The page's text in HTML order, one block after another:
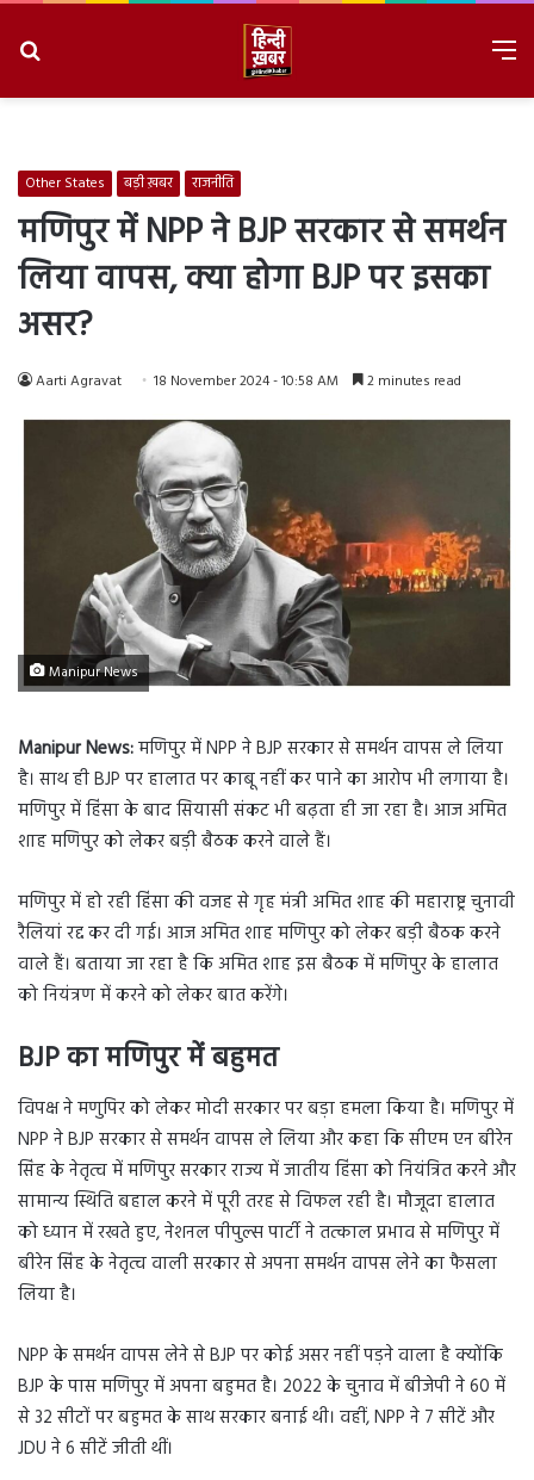
Other States बड़ी ख़बर राजनीति
मणिपुर में NPP ने BJP सरकार से समर्थन
लिया वापस, क्या होगा BJP पर इसका
असर?
Aarti Agravat 18 November 2024 - 10:58 AM 2 minutes read
Manipur News
Manipur News:मणिपुर में NPP ने BJP सरकार से समर्थन वापस ले लिया
है। साथ ही BJP पर हालात पर काबू नहीं कर पाने का आरोप भी लगाया है।
मणिपुर में हिंसा के बाद सियासी संकट भी बढ़ता ही जा रहा है। आज अमित
शाह मणिपुर को लेकर बड़ी बैठक करने वाले हैं।
मणिपुर में हो रही हिंसा की वजह से गृह मंत्री अमित शाह की महाराष्ट्र चुनावी
रैलियां रद्द कर दी गई। आज अमित शाह मणिपुर को लेकर बड़ी बैठक करने
वाले हैं। बताया जा रहा है कि अमित शाह इस बैठक में मणिपुर के हालात
को नियंत्रण में करने को लेकर बात करेंगे।
BJP का मणिपुर में बहुमत
विपक्ष ने मणुपिर को लेकर मोदी सरकार पर बड़ा हमला किया है। मणिपुर में
NPP ने BJP सरकार से समर्थन वापस ले लिया और कहा कि सीएम एन बीरेन
सिंह के नेतृत्व में मणिपुर सरकार राज्य में जातीय हिंसा को नियंत्रित करने और
सामान्य स्थिति बहाल करने में पूरी तरह से विफल रही है। मौजूदा हालात
को ध्यान में रखते हुए, नेशनल पीपुल्स पार्टी ने तत्काल प्रभाव से मणिपुर में
बीरेन सिंह के नेतृत्व वाली सरकार से अपना समर्थन वापस लेने का फैसला
लिया है।
NPP के समर्थन वापस लेने से BJP पर कोई असर नहीं पड़ने वाला है क्योंकि
BJP के पास मणिपुर में अपना बहुमत है। 2022 के चुनाव में बीजेपी ने 60 में
से 32 सीटों पर बहुमत के साथ सरकार बनाई थी। वहीं, NPP ने 7 सीटें और
JDU ने 6 सीटें जीती थीं।